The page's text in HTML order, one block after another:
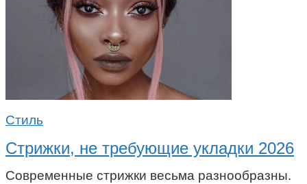
Стиль
Стрижки, не требующие укладки 2026
Современные стрижки весьма разнообразны.